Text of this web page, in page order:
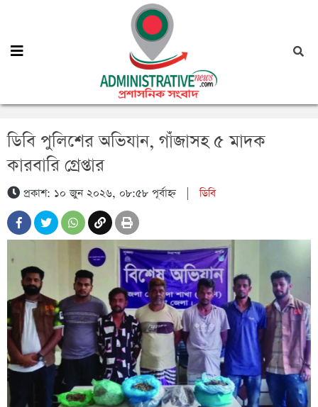
ডিবি পুলিশের অভিযান, গাঁজাসহ ৫ মাদক
কারবারি গ্রেপ্তার
প্রকাশ: ১০ জুন ২০২৬, ০৮:৫৮ পূর্বাহ্ন|ডিবি